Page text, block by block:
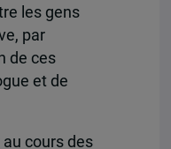
les gens
par
de ces
et de
cours des